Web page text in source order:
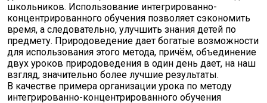
школьников. Использование интегрированно-
концентриро­ванного обучения позволяет сэкономить
время, а следовательно, улучшить знания де­тей по
предмету. Природоведение дает богатые возможности
для использования этого метода, причём, объединение
двух уроков природоведения в один день дает, на наш
взгляд, значительно более лучшие результаты.
В качестве примера организации урока по методу
интегрированно-концентрированного обучения